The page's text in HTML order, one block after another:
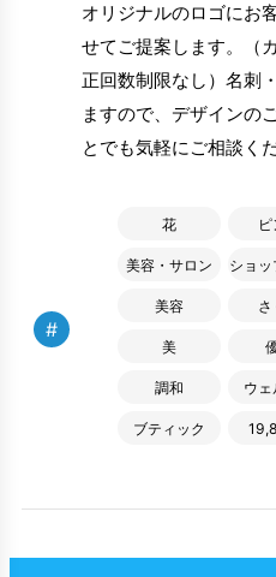
オリジナルのロゴにお
せてご提案します。（
正回数制限なし）名刺
ますので、デザインの
とでも気軽にご相談くだ
#
花 ピ
美容・サロン ショ
美容 さ
美
調和 ウェ
ブティック